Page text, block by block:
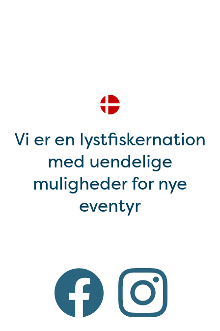
Vi er en lystfiskernation
med uendelige
muligheder for nye
eventyr